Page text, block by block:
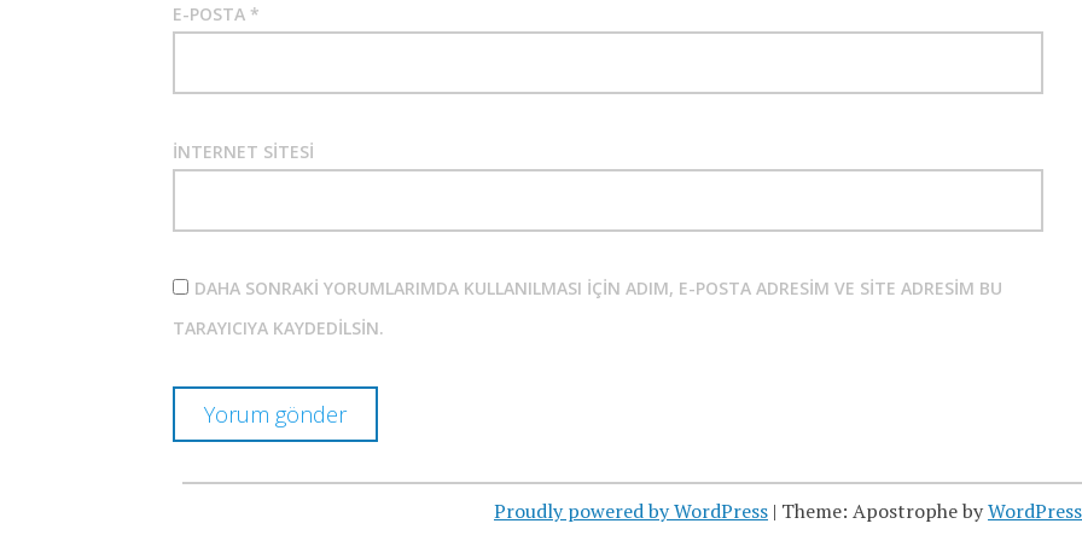
E-POSTA *
İNTERNET SITESI
DAHA SONRAKI YORUMLARIMDA KULLANILMASI IÇIN ADIM, E-POSTA ADRESIM VE SITE ADRESIM BU
TARAYICIYA KAYDEDILSIN.
Proudly powered by WordPress | Theme: Apostrophe by